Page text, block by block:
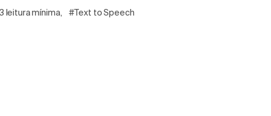
leitura mínima, #Text to Speech